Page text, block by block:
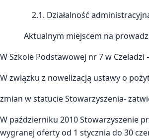
2.1. Działalność
Aktualnym miejscem na
W Szkole Podstawowej nr 7 w Czeladzi
W związku z nowelizacją ustawy o
zmian w statucie Stowarzyszenia-
W październiku 2010 Stowarzyszenie
wygranej oferty od 1 stycznia do 30